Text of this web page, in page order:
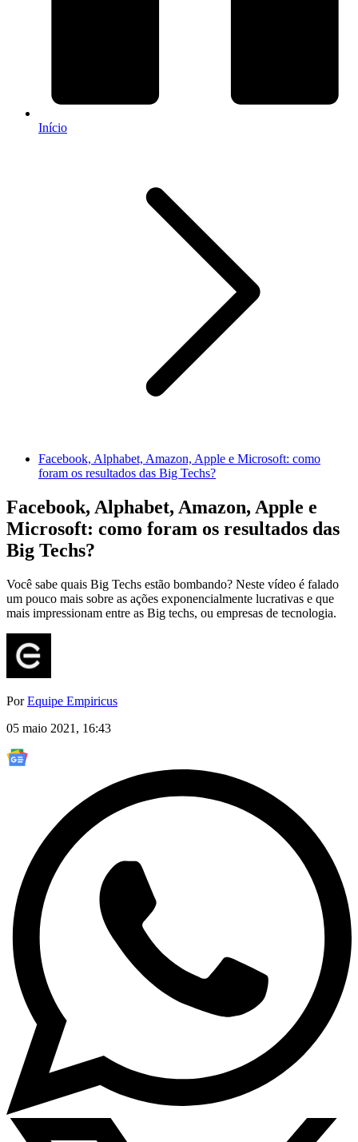
Início
Facebook, Alphabet, Amazon, Apple e Microsoft: como
foram os resultados das Big Techs?
Facebook, Alphabet, Amazon, Apple e
Microsoft: como foram os resultados das
Big Techs?
Você sabe quais Big Techs estão bombando? Neste vídeo é falado
um pouco mais sobre as ações exponencialmente lucrativas e que
mais impressionam entre as Big techs, ou empresas de tecnologia.
PorEquipe Empiricus
05 maio 2021, 16:43